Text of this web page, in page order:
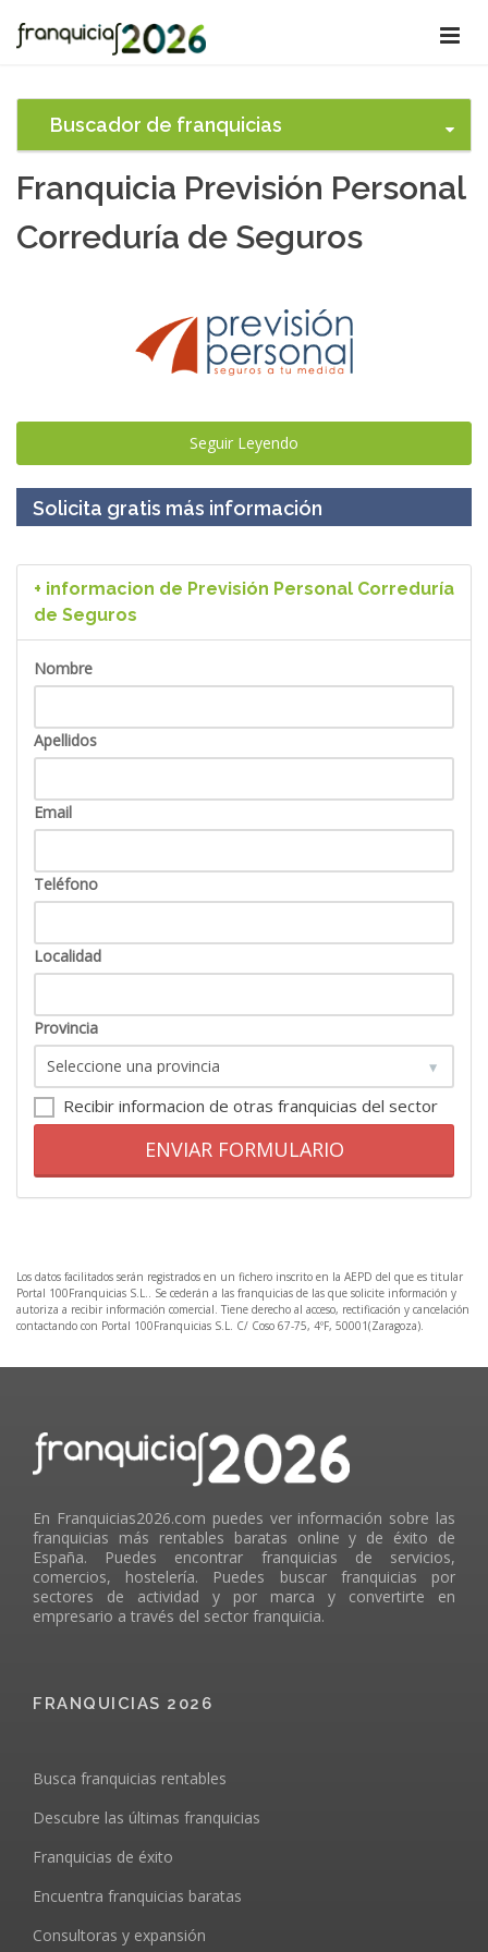
Buscador de franquicias
Franquicia Previsión Personal
Correduría de Seguros
Seguir Leyendo
Solicita gratis más información
+ informacion de Previsión Personal Correduría
de Seguros
Nombre
Apellidos
Email
Teléfono
Localidad
Provincia
Recibir informacion de otras franquicias del sector
ENVIAR FORMULARIO
Los datos facilitados serán registrados en un fichero inscrito en la AEPD del que es titular
Portal 100Franquicias S.L.. Se cederán a las franquicias de las que solicite información y
autoriza a recibir información comercial. Tiene derecho al acceso, rectificación y cancelación
contactando con Portal 100Franquicias S.L. C/ Coso 67-75, 4ºF, 50001(Zaragoza).
En Franquicias2026.com puedes ver información sobre las
franquicias más rentables baratas online y de éxito de
España. Puedes encontrar franquicias de servicios,
comercios, hostelería. Puedes buscar franquicias por
sectores de actividad y por marca y convertirte en
empresario a través del sector franquicia.
FRANQUICIAS 2026
Busca franquicias rentables
Descubre las últimas franquicias
Franquicias de éxito
Encuentra franquicias baratas
Consultoras y expansión